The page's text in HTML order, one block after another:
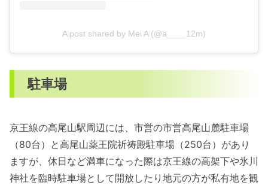
A post shared by Mei A (@a____12m)
駐車場
京王線の高尾山駅周辺には、市営の市営高尾山麓駐車場
（80台）と高尾山薬王院祈祷殿駐車場（250台）があり
ますが、休日など満車になった際は京王線の高架下や氷川
神社を臨時駐車場として開放したり地元の方が私有地を観